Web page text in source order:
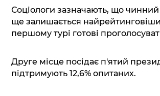
Соціологи зазначають, що
ще залишається
першому турі готові
Друге місце посідає п'ятий
підтримують 12,6% опитаних.